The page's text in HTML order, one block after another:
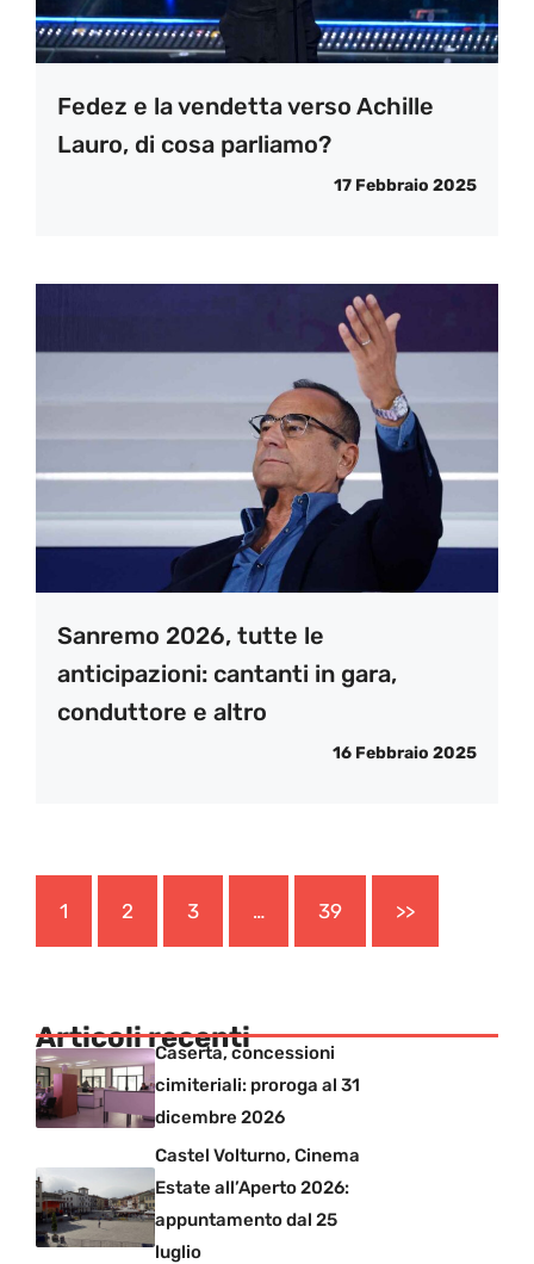
Fedez e la vendetta verso Achille
Lauro, di cosa parliamo?
17 Febbraio 2025
Sanremo 2026, tutte le
anticipazioni: cantanti in gara,
conduttore e altro
16 Febbraio 2025
1 2 3 … 39 >>
Articoli recenti
Caserta, concessioni
cimiteriali: proroga al 31
dicembre 2026
Castel Volturno, Cinema
Estate all’Aperto 2026:
appuntamento dal 25
luglio